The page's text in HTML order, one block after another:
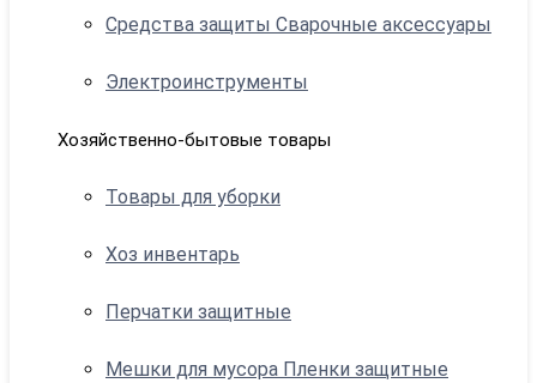
Средства защиты Сварочные аксессуары
Электроинструменты
Хозяйственно-бытовые товары
Товары для уборки
Хоз инвентарь
Перчатки защитные
Мешки для мусора Пленки защитные